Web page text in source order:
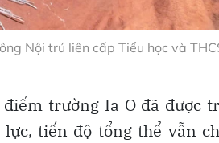
Nội trú liên cấp Tiểu học và
trường Ia O đã được
tiến độ tổng thể vẫn